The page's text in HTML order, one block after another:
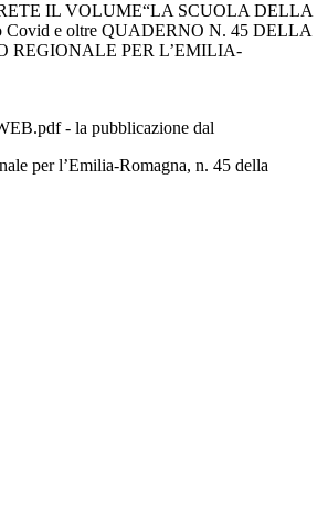
IL VOLUME“LA SCUOLA DELLA
Covid e oltre QUADERNO N. 45 DELLA
REGIONALE PER L’EMILIA-
- la pubblicazione dal
per l’Emilia-Romagna, n. 45 della